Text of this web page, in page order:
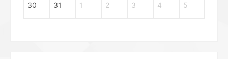
30 31 1 2 3 4 5